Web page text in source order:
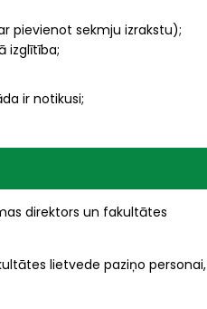
pievienot sekmju izrakstu);
izglītība;
ir notikusi;
direktors un fakultātes
lietvede paziņo personai,